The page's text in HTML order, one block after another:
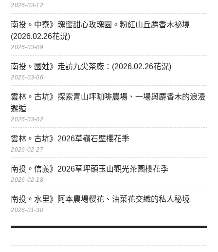
2026-03-12
南投。中寮》瑰蜜甜心玫瑰園。粉紅山丘麝香木祕境
(2026.02.26花況)
2026-03-09
南投。國姓》走訪九尖茶廠：(2026.02.26花況)
2026-03-06
雲林。古坑》探索青山坪咖啡農場、一場與麝香木的浪漫
邂逅
2026-03-02
雲林。古坑》2026草嶺石壁櫻花季
2026-02-27
南投。信義》2026草坪頭玉山觀光茶園櫻花季
2026-02-18
南投。水里》阿本農場櫻花、油菜花交織的私人秘境
2026-01-30